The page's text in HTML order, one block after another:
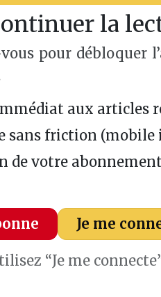
la
pour débloquer
aux articles
sans friction (mobile
de votre
Je me
“Je me